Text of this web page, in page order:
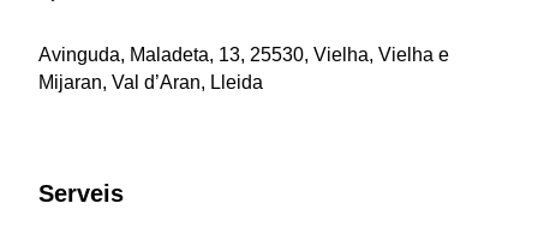
Avinguda, Maladeta, 13, 25530, Vielha, Vielha e
Mijaran, Val d’Aran, Lleida
Serveis